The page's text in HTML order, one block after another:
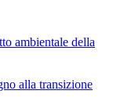
ambientale della
alla transizione